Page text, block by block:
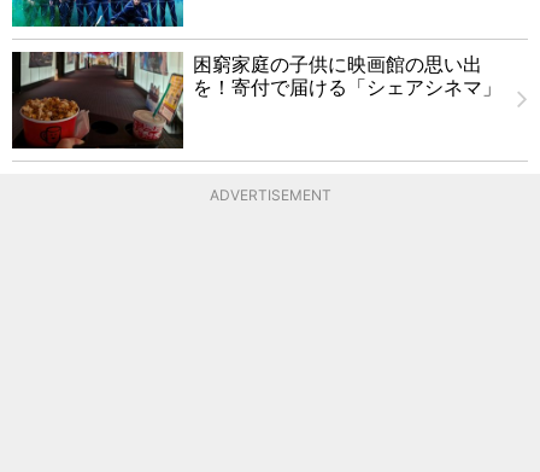
困窮家庭の子供に映画館の思い出
を！寄付で届ける「シェアシネマ」
ADVERTISEMENT